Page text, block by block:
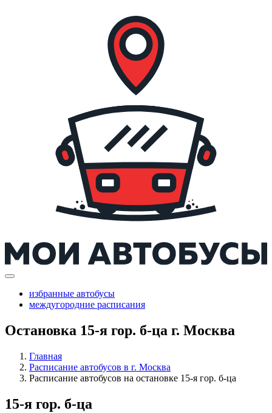
избранные автобусы
междугородние расписания
Остановка 15-я гор. б-ца г. Москва
Главная
Расписание автобусов в г. Москва
Расписание автобусов на остановке 15-я гор. б-ца
15-я гор. б-ца